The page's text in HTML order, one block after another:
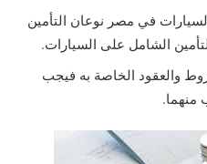
في مصر نوعان التأمين
الشامل على السيارات.
والعقود الخاصة به فيجب
منهما.